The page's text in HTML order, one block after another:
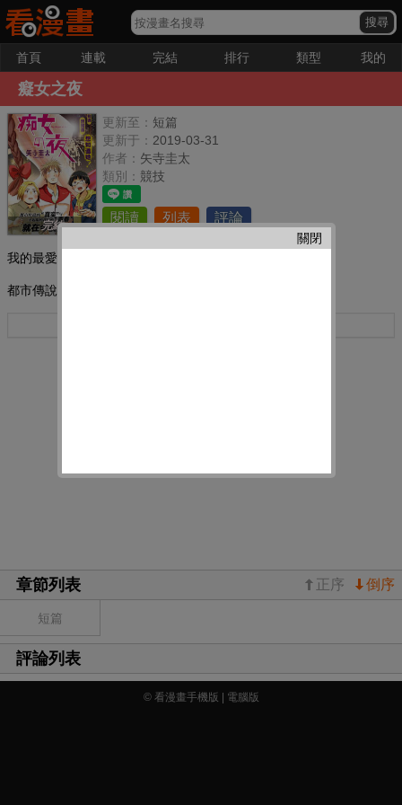
首頁 連載 完結 排行 類型 我的
癡女之夜
完結
更新至： 短篇
更新于： 2019-03-31
作者： 矢寺圭太
類別： 競技
閱讀 列表 評論
我的最愛：
都市傳說的真實與不起眼我們的青春,就在今夜炸裂！
章節列表 倒序
正序
短篇
評論列表
關閉
© 看漫畫手機版 | 電腦版